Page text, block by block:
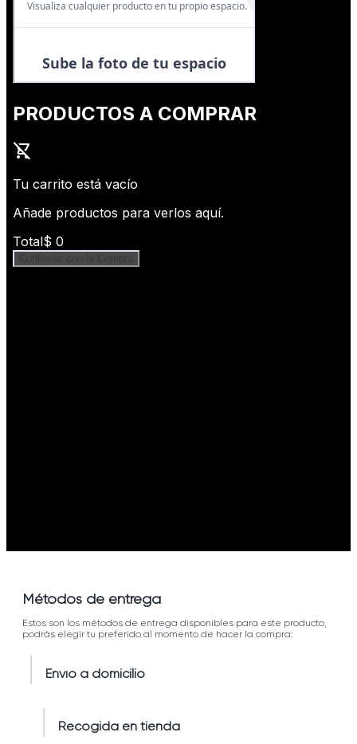
Métodos de entrega
Estos son los métodos de entrega disponibles para este producto,
podrás elegir tu preferido al momento de hacer la compra:
Envío a domicilio
Recogida en tienda